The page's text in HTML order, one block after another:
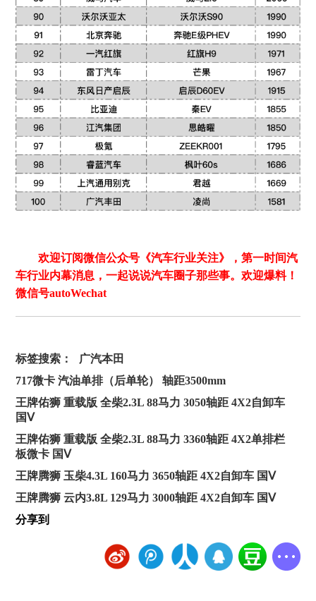
欢迎订阅微信公众号《汽车行业关注》，第一时间汽
车行业内幕消息，一起说说汽车圈子那些事。欢迎爆料！
微信号autoWechat
标签搜索：
广汽本田
717微卡 汽油单排（后单轮） 轴距3500mm
王牌佑狮 重载版 全柴2.3L 88马力 3050轴距 4X2自卸车
国Ⅴ
王牌佑狮 重载版 全柴2.3L 88马力 3360轴距 4X2单排栏
板微卡 国Ⅴ
王牌腾狮 玉柴4.3L 160马力 3650轴距 4X2自卸车 国Ⅴ
王牌腾狮 云内3.8L 129马力 3000轴距 4X2自卸车 国Ⅴ
分享到